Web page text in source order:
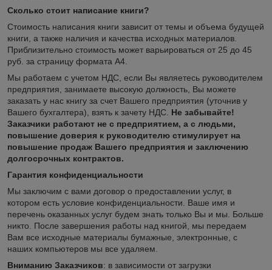
Сколько стоит написание книги?
Стоимость написания книги зависит от темы и объема будущей
книги, а также наличия и качества исходных материалов.
Приблизительно стоимость может варьироваться от 25 до 45
руб. за страницу формата А4.
Мы работаем с учетом НДС, если Вы являетесь руководителем
предприятия, занимаете высокую должность, Вы можете
заказать у нас книгу за счет Вашего предприятия (уточнив у
Вашего бухгалтера), взять к зачету НДС. Не забывайте!
Заказчики работают не с предприятием, а с людьми,
повышение доверия к руководителю стимулирует на
повышение продаж Вашего предприятия и заключению
долгосрочных контрактов.
Гарантия конфиденциальности
Мы заключим с вами договор о предоставлении услуг, в
котором есть условие конфиденциальности. Ваше имя и
перечень оказанных услуг будем знать только Вы и мы. Больше
никто. После завершения работы над книгой, мы передаем
Вам все исходные материалы бумажные, электронные, с
наших компьютеров мы все удаляем.
Вниманию Заказчиков: в зависимости от загрузки